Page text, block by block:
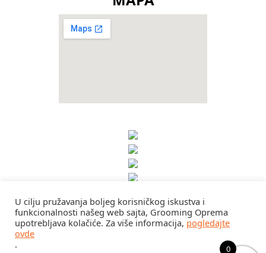
U cilju pružavanja boljeg korisničkog iskustva i
funkcionalnosti našeg web sajta, Grooming Oprema
upotrebljava kolačiće. Za više informacija, pogledajte
ovde
.
0